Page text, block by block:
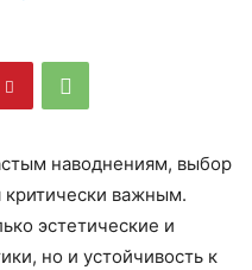
наводнениям, выбор
критически важным.
эстетические и
но и устойчивость к